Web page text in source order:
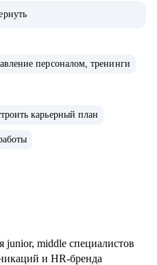
EVP, и новые
участников
в лидере HR-tech
и разработать план для
этой цели
персоналом, тренинги
карьерный план
junior, middle специалистов
и HR-бренда